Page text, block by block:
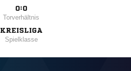
0:0
Torverhältnis
KREISLIGA
Spielklasse